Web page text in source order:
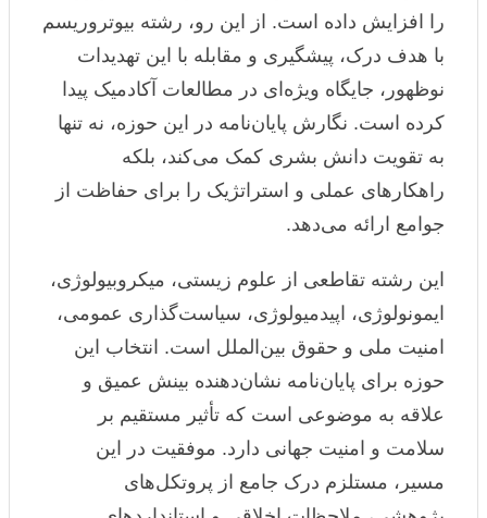
را افزایش داده است. از این رو، رشته بیوتروریسم
با هدف درک، پیشگیری و مقابله با این تهدیدات
نوظهور، جایگاه ویژه‌ای در مطالعات آکادمیک پیدا
کرده است. نگارش پایان‌نامه در این حوزه، نه تنها
به تقویت دانش بشری کمک می‌کند، بلکه
راهکارهای عملی و استراتژیک را برای حفاظت از
جوامع ارائه می‌دهد.
این رشته تقاطعی از علوم زیستی، میکروبیولوژی،
ایمونولوژی، اپیدمیولوژی، سیاست‌گذاری عمومی،
امنیت ملی و حقوق بین‌الملل است. انتخاب این
حوزه برای پایان‌نامه نشان‌دهنده بینش عمیق و
علاقه به موضوعی است که تأثیر مستقیم بر
سلامت و امنیت جهانی دارد. موفقیت در این
مسیر، مستلزم درک جامع از پروتکل‌های